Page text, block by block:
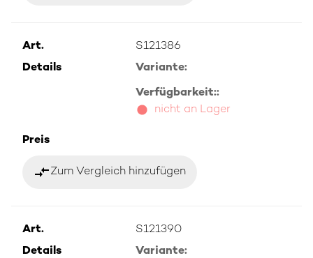
Art.
S121386
Details
Variante:
Verfügbarkeit::
nicht an Lager
Preis
compare_arrowsZum Vergleich hinzufügen
Art.
S121390
Details
Variante: